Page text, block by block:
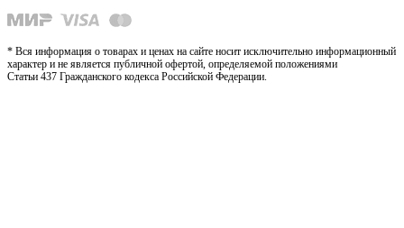
* Вся информация о товарах и ценах на сайте носит исключительно информационный
характер и не является публичной офертой, определяемой положениями
Статьи 437 Гражданского кодекса Российской Федерации.